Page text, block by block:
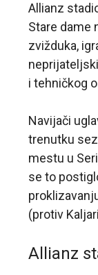
Allianz
Stare dame
zvižduka,
i tehničkog
Navijači
trenutku
mestu u
se to
(protiv
Allianz